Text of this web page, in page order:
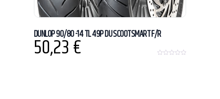
DUNLOP 90/80 -14 TL 49P DU SCOOTSMART F/R
50,23€